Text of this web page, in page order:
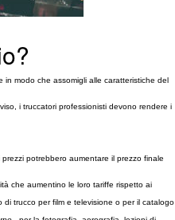
in modo che assomigli alle caratteristiche del
i truccatori professionisti devono rendere i
potrebbero aumentare il prezzo finale
che aumentino le loro tariffe rispetto ai
trucco per film e televisione o per il catalogo